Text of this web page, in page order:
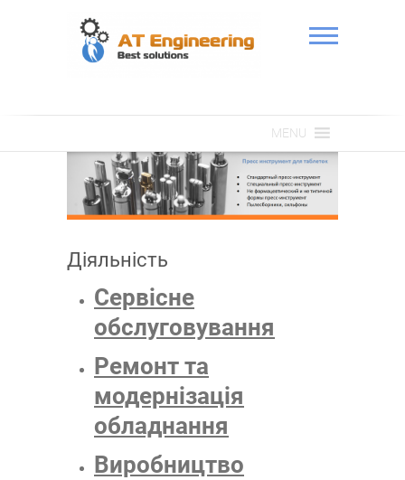
АТ Інженерія MENU
Діяльність
Сервісне
обслуговування
Ремонт та
модернізація
обладнання
Виробництво